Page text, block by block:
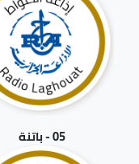
05 - باتنة